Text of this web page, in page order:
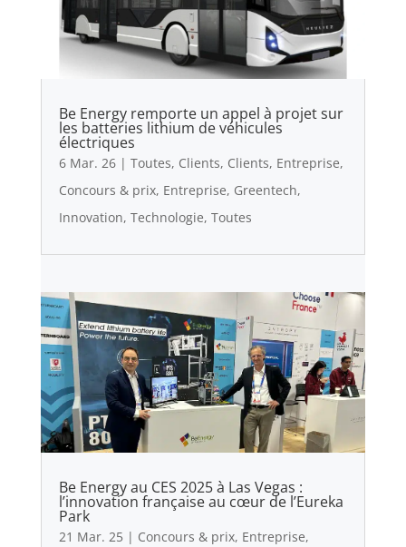
Be Energy remporte un appel à projet sur
les batteries lithium de véhicules
électriques
6 Mar. 26| Toutes, Clients, Clients, Entreprise,
Concours & prix, Entreprise, Greentech,
Innovation, Technologie, Toutes
Be Energy au CES 2025 à Las Vegas :
l’innovation française au cœur de l’Eureka
Park
21 Mar. 25| Concours & prix, Entreprise,